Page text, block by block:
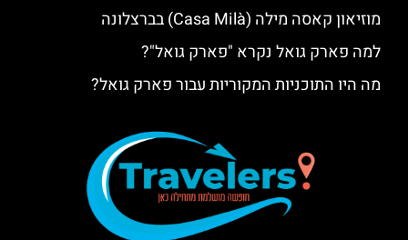
מוזיאון קאסה מילה (Casa Milà) בברצלונה
למה פארק גואל נקרא "פארק גואל"?
מה היו התוכניות המקוריות עבור פארק גואל?